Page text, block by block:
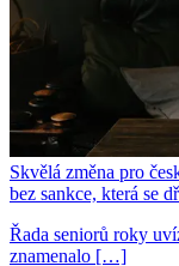
Skvělá změna pro
bez sankce, která se
Řada seniorů roky
znamenalo […]